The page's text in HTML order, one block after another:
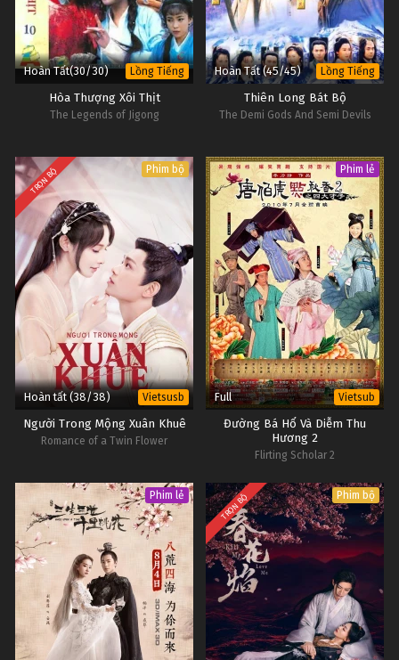
Hoàn Tất(30/30) Lồng Tiếng
Hòa Thượng Xôi Thịt
The Legends of Jigong
Hoàn Tất (45/45) Lồng Tiếng
Thiên Long Bát Bộ
The Demi Gods And Semi Devils
TRỌN BỘ Phim bộ
Hoàn tất (38/38) Vietsusb
Người Trong Mộng Xuân Khuê
Romance of a Twin Flower
Phim lẻ
Full Vietsub
Đường Bá Hổ Và Diễm Thu
Hương 2
Flirting Scholar 2
Phim lẻ TRỌN BỘ Phim bộ